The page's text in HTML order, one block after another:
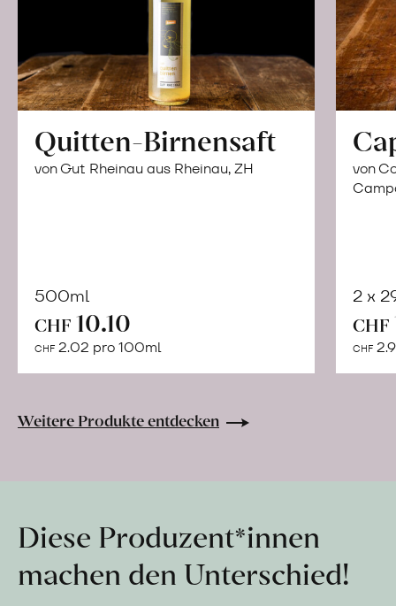
Quitten-Birnensaft
von Gut Rheinau aus Rheinau, ZH
500ml
CHF 10.10
CHF 2.02 pro 100ml
Warenkorb
von
2 x
CHF
CHF
Weitere Produkte entdecken
Diese Produzent*innen
machen den Unterschied!